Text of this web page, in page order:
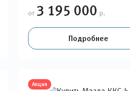
от 3 195 000 р.
Подробнее
Акция